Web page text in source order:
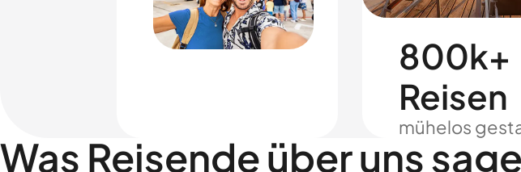
800k+
Reisen
mühelos
Was Reisende über uns